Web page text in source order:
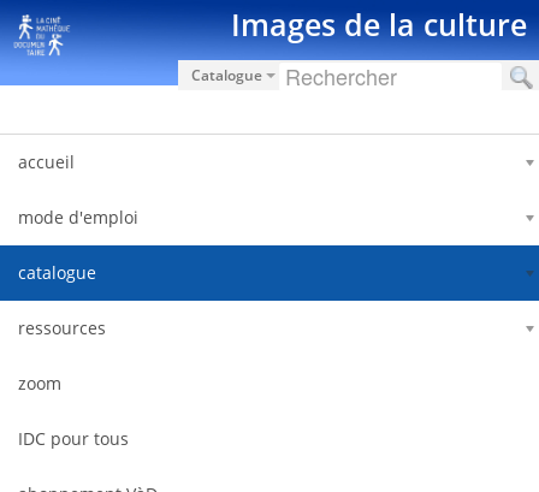
Saut au contenu Images de la culture
Catalogue
accueil
mode d'emploi
catalogue
ressources
zoom
IDC pour tous